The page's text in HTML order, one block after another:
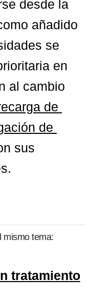
desde la
añadido
se
en
al cambio
de
de
sus
mismo tema:
tratamiento